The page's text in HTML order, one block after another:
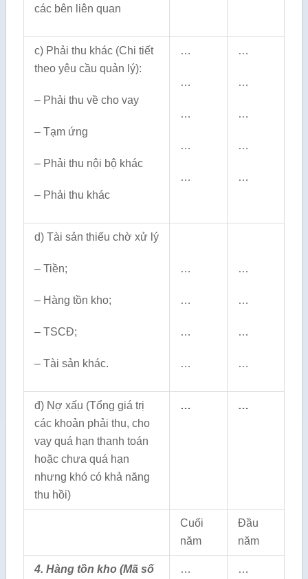
các bên liên quan
c) Phải thu khác (Chi tiết
theo yêu cầu quản lý):
– Phải thu về cho vay
– Tạm ứng
– Phải thu nội bộ khác
– Phải thu khác
…
…
…
…
…
…
…
…
…
…
d) Tài sản thiếu chờ xử lý
– Tiền;
– Hàng tồn kho;
– TSCĐ;
– Tài sản khác.
…
…
…
…
…
…
…
…
đ) Nợ xấu (Tổng giá trị
các khoản phải thu, cho
vay quá hạn thanh toán
hoặc chưa quá hạn
nhưng khó có khả năng
thu hồi)
… …
Cuối
năm
Đầu
năm
4. Hàng tồn kho (Mã số
… …